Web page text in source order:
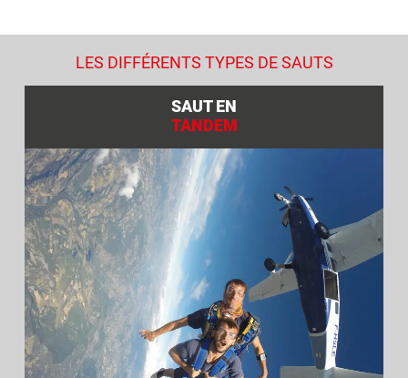
LES DIFFÉRENTS TYPES DE SAUTS
SAUT EN
TANDEM